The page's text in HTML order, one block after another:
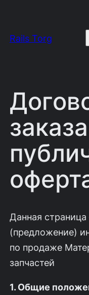
содержимому
Rails Torg
Данная страница
(предложение)
по продаже
запчастей
1. Общие